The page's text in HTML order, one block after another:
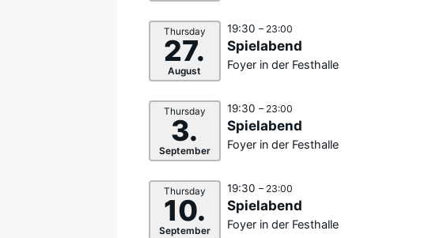
Thursday
27.
August
19:30 – 23:00
Spielabend
Foyer in der Festhalle
Thursday
3.
September
19:30 – 23:00
Spielabend
Foyer in der Festhalle
Thursday
10.
September
19:30 – 23:00
Spielabend
Foyer in der Festhalle